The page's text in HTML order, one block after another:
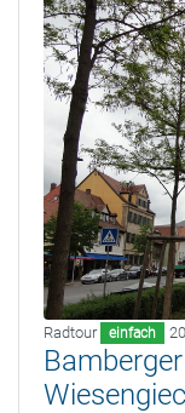
Radtour einfach